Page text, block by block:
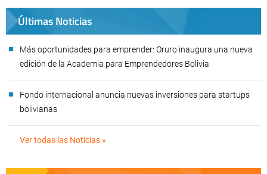
Últimas Noticias
Más oportunidades para emprender: Oruro inaugura una nueva
edición de la Academia para Emprendedores Bolivia
Fondo internacional anuncia nuevas inversiones para startups
bolivianas
Ver todas las Noticias »